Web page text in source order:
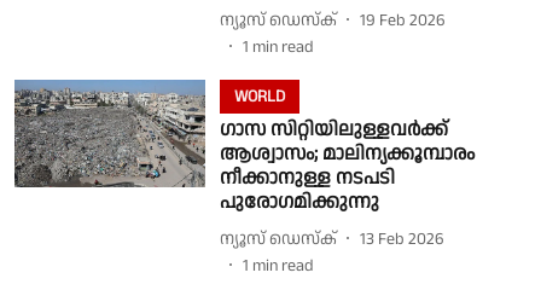
ന്യൂസ് ഡെസ്ക്
19 Feb 2026
1 min read
WORLD
ഗാസ സിറ്റിയിലുള്ളവർക്ക്
ആശ്വാസം; മാലിന്യക്കൂമ്പാരം
നീക്കാനുള്ള നടപടി
പുരോഗമിക്കുന്നു
ന്യൂസ് ഡെസ്ക്
13 Feb 2026
1 min read